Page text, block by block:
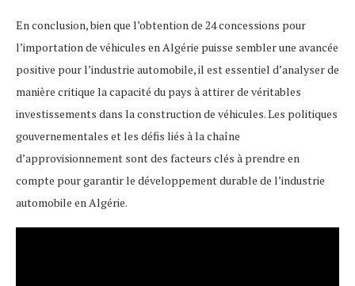
En conclusion, bien que l’obtention de 24 concessions pour
l’importation de véhicules en Algérie puisse sembler une avancée
positive pour l’industrie automobile, il est essentiel d’analyser de
manière critique la capacité du pays à attirer de véritables
investissements dans la construction de véhicules. Les politiques
gouvernementales et les défis liés à la chaîne
d’approvisionnement sont des facteurs clés à prendre en
compte pour garantir le développement durable de l’industrie
automobile en Algérie.